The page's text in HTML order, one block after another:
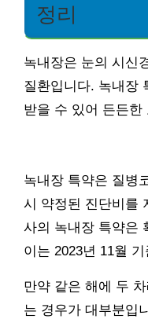
정리
녹내장은 눈의 시신
질환입니다. 녹내장
받을 수 있어 든든한
녹내장 특약은 질병
시 약정된 진단비를
사의 녹내장 특약은
이는 2023년 11월
만약 같은 해에 두
는 경우가 대부분입